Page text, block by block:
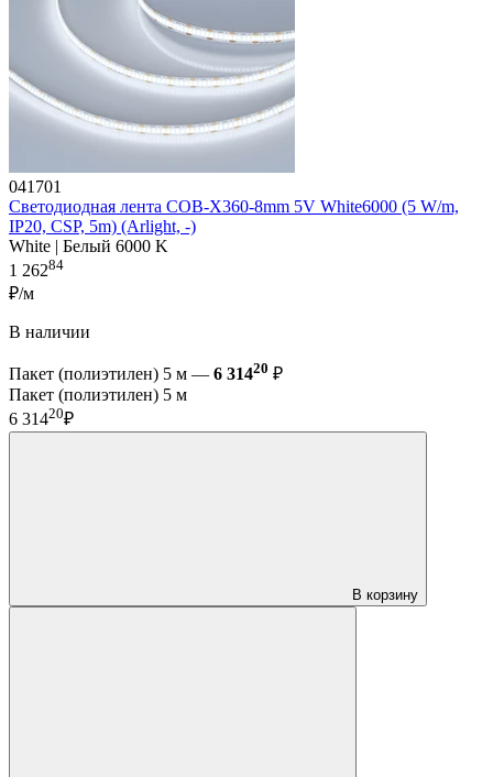
041701
Светодиодная лента COB-X360-8mm 5V White6000 (5 W/m,
IP20, CSP, 5m) (Arlight, -)
White | Белый 6000 K
1 26284
₽/м
В наличии
Пакет (полиэтилен) 5 м — 6 31420 ₽
Пакет (полиэтилен) 5 м
6 31420₽
В корзину